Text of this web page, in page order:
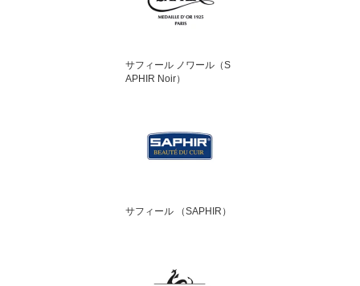
サフィール ノワール（S
APHIR Noir）
サフィール （SAPHIR）